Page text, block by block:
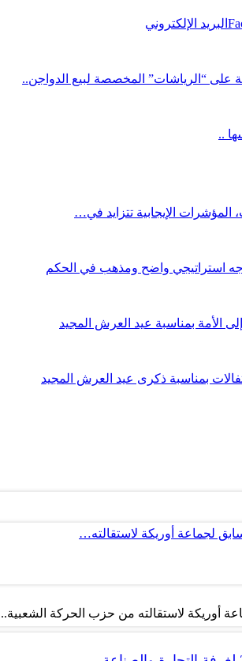
البريد الإلكتروني
على “الرياشات” المخصصة لبيع الدواجن..
الإيجابية تتزايد في…
استراتيجي واضح ومذهب في الحكم
الأمة بمناسبة عيد العرش المجيد
بمناسبة ذكرى عيد العرش المجيد
لجماعة أوريكة لاستقالته…
أوريكة لاستقالته من حزب الحركة الشعبية..